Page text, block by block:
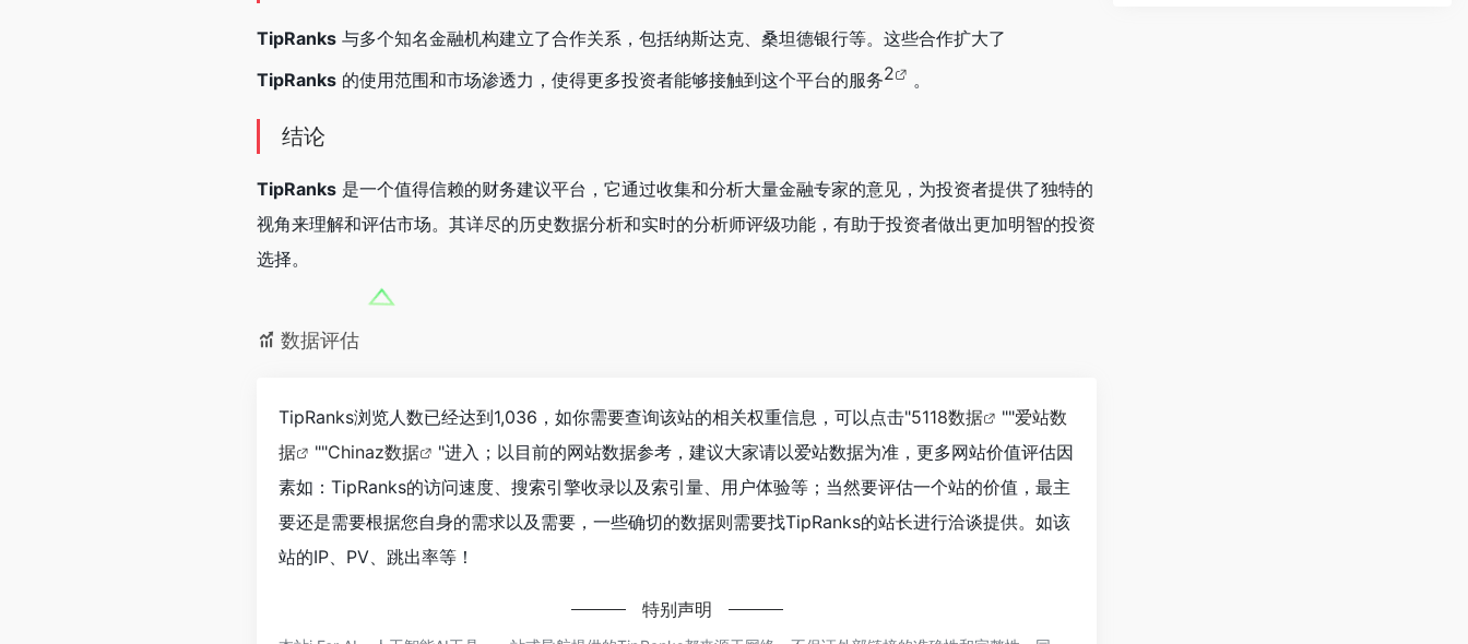
TipRanks 与多个知名金融机构建立了合作关系，包括纳斯达克、桑坦德银行等。这些合作扩大了
TipRanks 的使用范围和市场渗透力，使得更多投资者能够接触到这个平台的服务2 。
结论
TipRanks 是一个值得信赖的财务建议平台，它通过收集和分析大量金融专家的意见，为投资者提供了独特的
视角来理解和评估市场。其详尽的历史数据分析和实时的分析师评级功能，有助于投资者做出更加明智的投资
选择。
数据评估
TipRanks浏览人数已经达到1,036，如你需要查询该站的相关权重信息，可以点击"5118数据 ""爱站数
据
""Chinaz数据
"进入；以目前的网站数据参考，建议大家请以爱站数据为准，更多网站价值评估因
素如：TipRanks的访问速度、搜索引擎收录以及索引量、用户体验等；当然要评估一个站的价值，最主
要还是需要根据您自身的需求以及需要，一些确切的数据则需要找TipRanks的站长进行洽谈提供。如该
站的IP、PV、跳出率等！
特别声明